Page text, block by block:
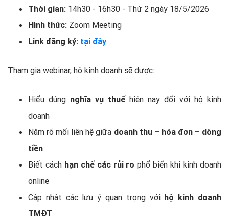
Thời gian: 14h30 - 16h30 - Thứ 2 ngày 18/5/2026
Hình thức: Zoom Meeting
Link đăng ký: tại đây
Tham gia webinar, hộ kinh doanh sẽ được:
Hiểu đúng nghĩa vụ thuếhiện nay đối với hộ kinh
doanh
Nắm rõ mối liên hệ giữa doanh thu – hóa đơn – dòng
tiền
Biết cáchhạn chế các rủi ro phổ biến khi kinh doanh
online
Cập nhật các lưu ý quan trọng với hộ kinh doanh
TMĐT